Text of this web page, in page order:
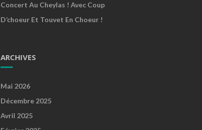
Concert Au Cheylas ! Avec Coup
D’choeur Et Touvet En Choeur !
ARCHIVES
Mai 2026
Décembre 2025
Avril 2025